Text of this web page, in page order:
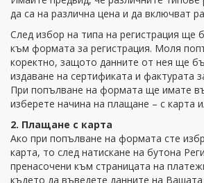
да са на различна цена и да включват
След избор на типа на регистрация ще
към формата за регистрация. Моля
коректно, защото данните от нея ще
издаване на сертификата и фактурата
При попълване на формата ще имате
изберете начина на плащане – с карта
2. Плащане с карта
Ако при попълване на формата сте
карта, то след натискане на бутона
пренасочени към страницата на
където да въведете данните на Вашата